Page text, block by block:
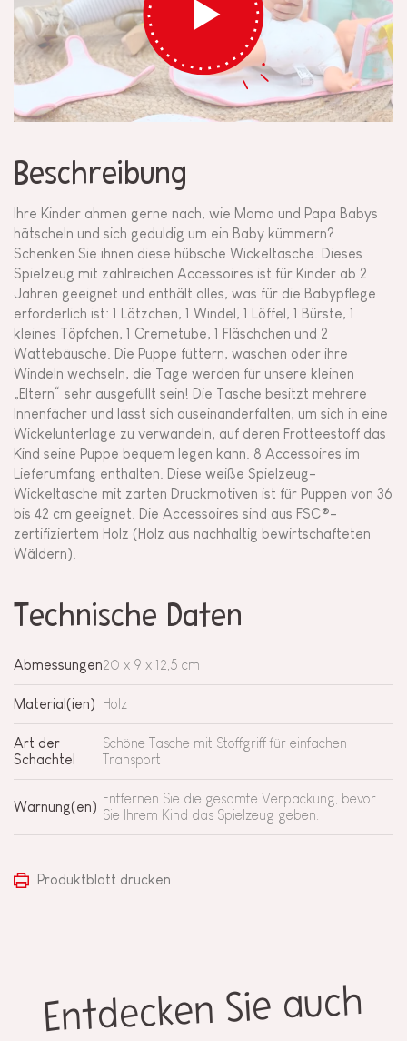
Beschreibung
Ihre Kinder ahmen gerne nach, wie Mama und Papa Babys
hätscheln und sich geduldig um ein Baby kümmern?
Schenken Sie ihnen diese hübsche Wickeltasche. Dieses
Spielzeug mit zahlreichen Accessoires ist für Kinder ab 2
Jahren geeignet und enthält alles, was für die Babypflege
erforderlich ist: 1 Lätzchen, 1 Windel, 1 Löffel, 1 Bürste, 1
kleines Töpfchen, 1 Cremetube, 1 Fläschchen und 2
Wattebäusche. Die Puppe füttern, waschen oder ihre
Windeln wechseln, die Tage werden für unsere kleinen
„Eltern“ sehr ausgefüllt sein! Die Tasche besitzt mehrere
Innenfächer und lässt sich auseinanderfalten, um sich in eine
Wickelunterlage zu verwandeln, auf deren Frotteestoff das
Kind seine Puppe bequem legen kann. 8 Accessoires im
Lieferumfang enthalten. Diese weiße Spielzeug-
Wickeltasche mit zarten Druckmotiven ist für Puppen von 36
bis 42 cm geeignet. Die Accessoires sind aus FSC®-
zertifiziertem Holz (Holz aus nachhaltig bewirtschafteten
Wäldern).
Technische Daten
Abmessungen20 x 9 x 12,5 cm
Material(ien) Holz
Art der
Schachtel
Schöne Tasche mit Stoffgriff für einfachen
Transport
Warnung(en)
Entfernen Sie die gesamte Verpackung, bevor
Sie Ihrem Kind das Spielzeug geben.
Produktblatt drucken
Entdecken Sie auch